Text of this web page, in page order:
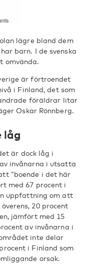
lägre bland dem
barn. I de svenska
omvända.
är förtroendet
i Finland, det som
föräldrar litar
Oskar Rönnberg.
låg
är dock låg i
invånarna i utsatta
”boende i det här
med 67 procent i
uppfattning om att
20 procent
jämfört med 15
av invånarna i
inte delar
i Finland som
orsak.